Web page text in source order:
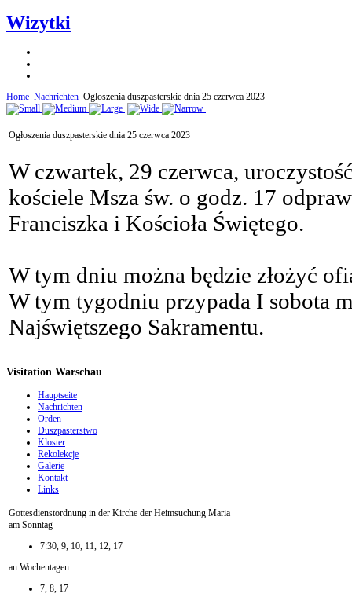
Wizytki
Home Nachrichten Ogłoszenia duszpasterskie dnia 25 czerwca 2023
Ogłoszenia duszpasterskie dnia 25 czerwca 2023
W czwartek, 29 czerwca,
kościele Msza św. o godz. 17
Franciszka i Kościoła Świętego.
W tym dniu można będzie złożyć
W tym tygodniu przypada I sobota
Najświętszego Sakramentu.
Visitation Warschau
Hauptseite
Nachrichten
Orden
Duszpasterstwo
Kloster
Rekolekcje
Galerie
Kontakt
Links
Gottesdienstordnung in der Kirche der Heimsuchung Maria
am Sonntag
7:30, 9, 10, 11, 12, 17
an Wochentagen
7, 8, 17